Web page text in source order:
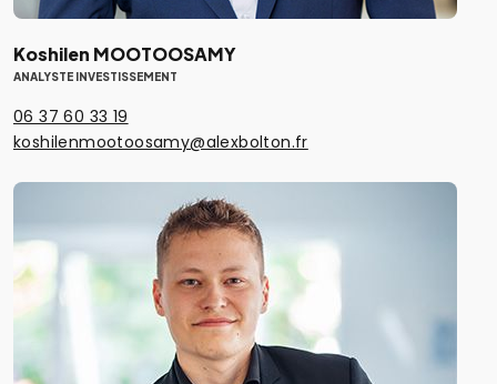
Koshilen MOOTOOSAMY
ANALYSTE INVESTISSEMENT
06 37 60 33 19
koshilenmootoosamy@alexbolton.fr